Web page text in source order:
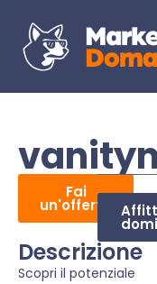
Fai
un'offerta
Descrizione
Scopri il potenziale